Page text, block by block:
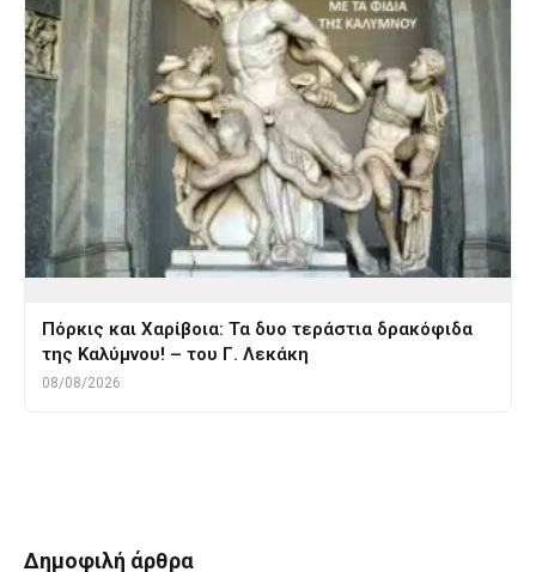
Πόρκις και Χαρίβοια: Τα δυο τεράστια δρακόφιδα
της Καλύμνου! – του Γ. Λεκάκη
08/08/2026
Δημοφιλή άρθρα